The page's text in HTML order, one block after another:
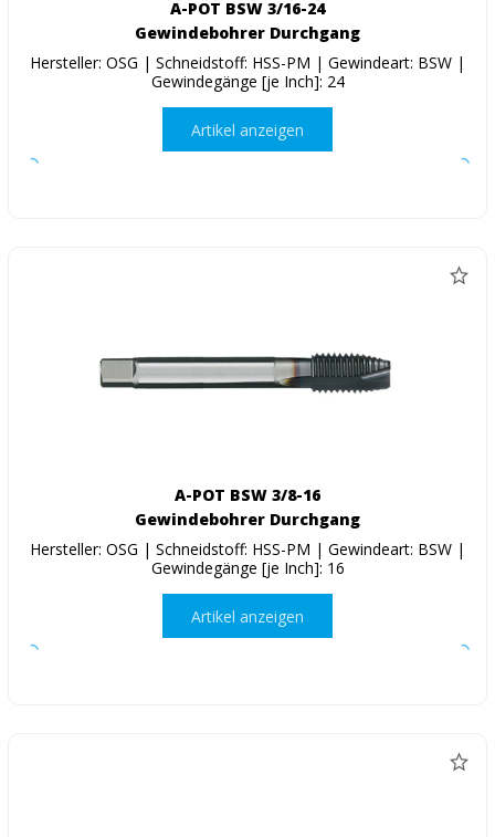
A-POT BSW 3/16-24
Gewindebohrer Durchgang
Hersteller: OSG | Schneidstoff: HSS-PM | Gewindeart: BSW |
Gewindegänge [je Inch]: 24
Artikel anzeigen
A-POT BSW 3/8-16
Gewindebohrer Durchgang
Hersteller: OSG | Schneidstoff: HSS-PM | Gewindeart: BSW |
Gewindegänge [je Inch]: 16
Artikel anzeigen